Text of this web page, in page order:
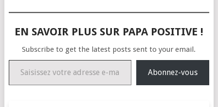
EN SAVOIR PLUS SUR PAPA POSITIVE !
Subscribe to get the latest posts sent to your email.
Saisissez votre adresse e-mail…
Abonnez-vous